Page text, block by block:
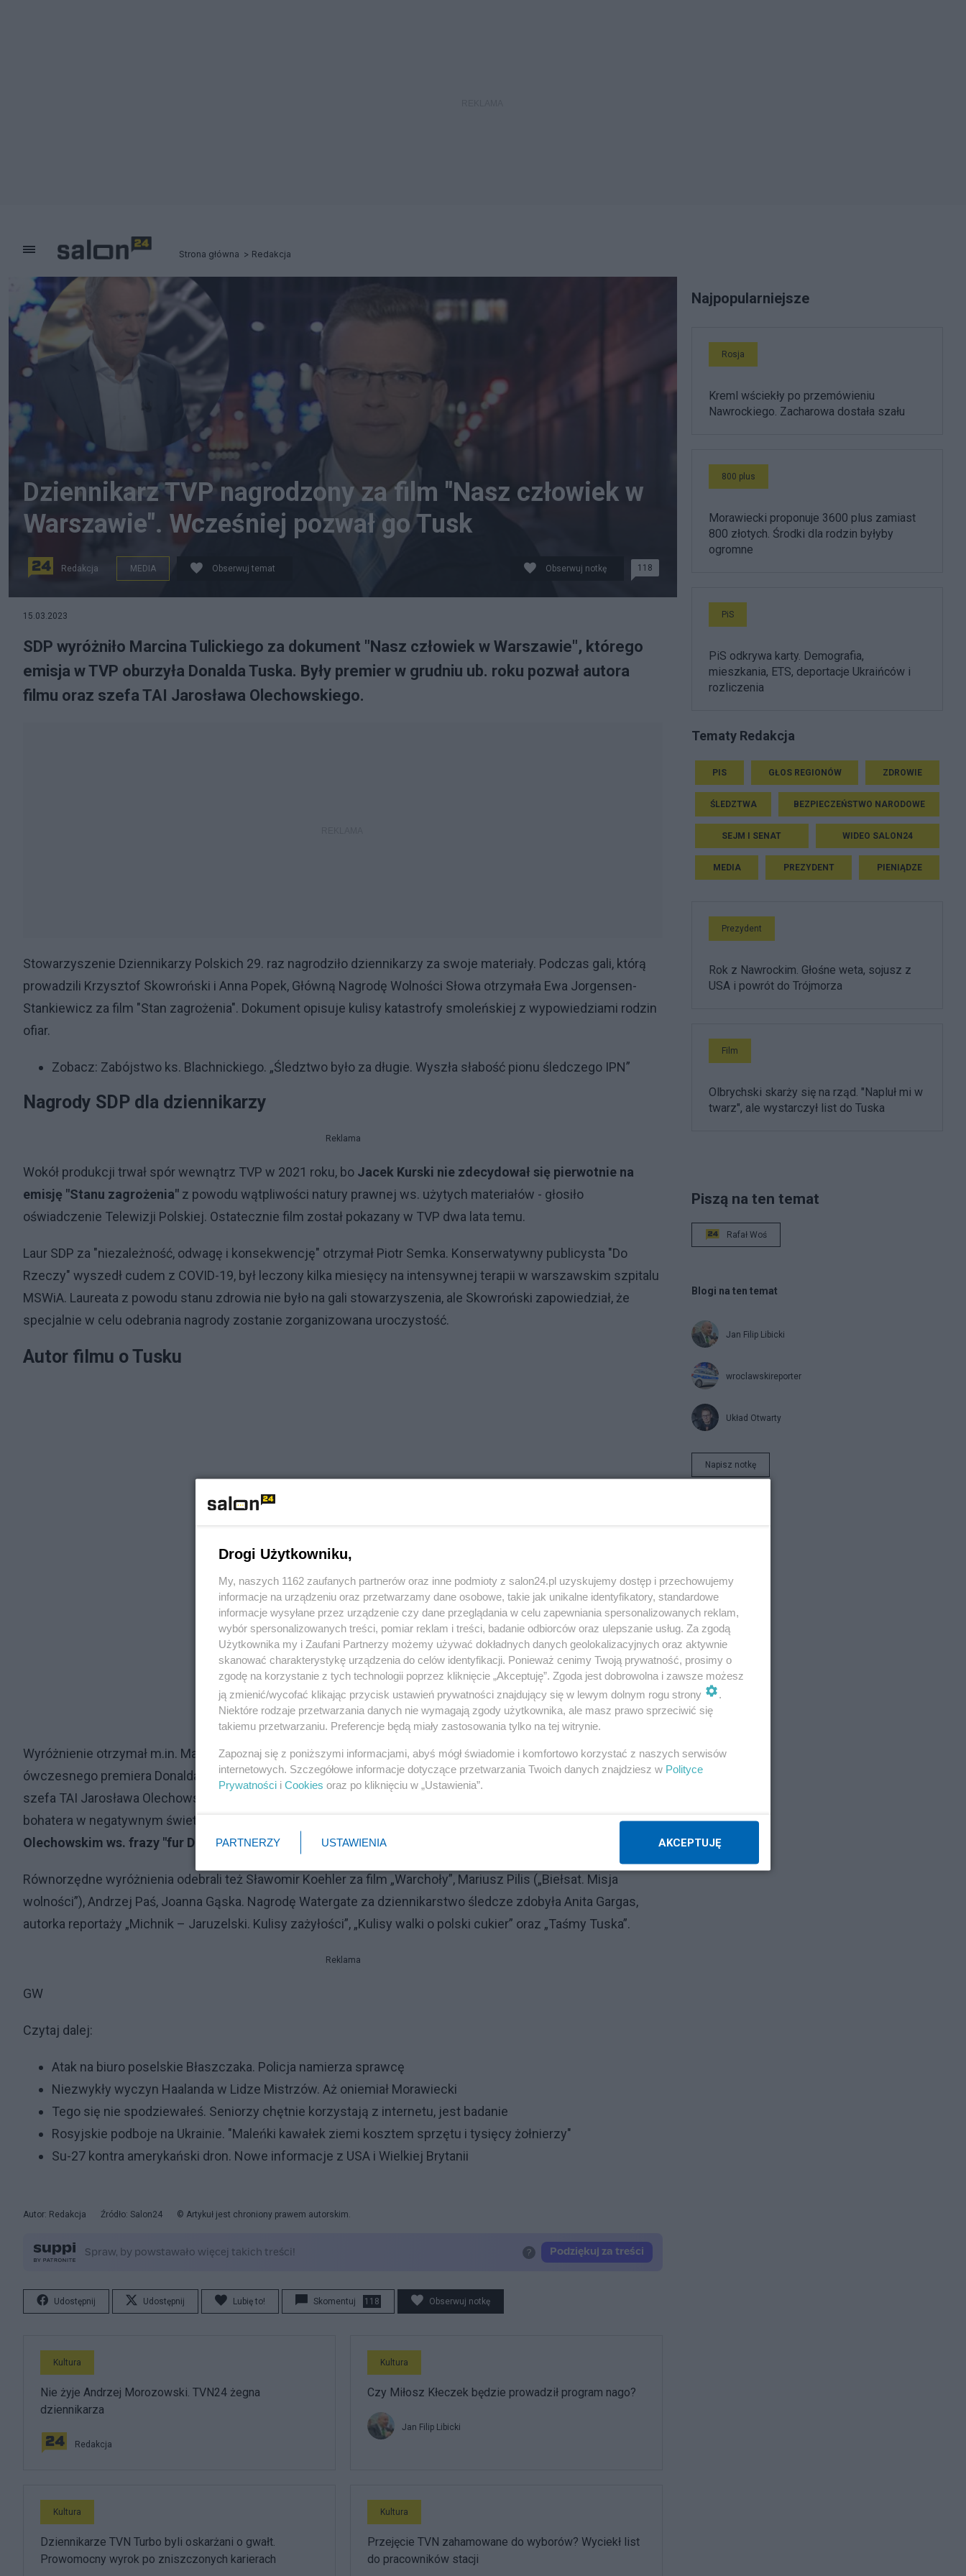
Strona główna Redakcja
Dziennikarz TVP nagrodzony za film "Nasz człowiek w
Warszawie". Wcześniej pozwał go Tusk
Redakcja MEDIA Obserwuj temat Obserwuj notkę 118
15.03.2023
SDP wyróżniło Marcina Tulickiego za dokument "Nasz człowiek w Warszawie", którego
emisja w TVP oburzyła Donalda Tuska. Były premier w grudniu ub. roku pozwał autora
filmu oraz szefa TAI Jarosława Olechowskiego.
Stowarzyszenie Dziennikarzy Polskich 29. raz nagrodziło dziennikarzy za swoje materiały. Podczas gali, którą
prowadzili Krzysztof Skowroński i Anna Popek, Główną Nagrodę Wolności Słowa otrzymała Ewa Jorgensen-
Stankiewicz za film "Stan zagrożenia". Dokument opisuje kulisy katastrofy smoleńskiej z wypowiedziami rodzin
ofiar.
Zobacz: Zabójstwo ks. Blachnickiego. „Śledztwo było za długie. Wyszła słabość pionu śledczego IPN”
Nagrody SDP dla dziennikarzy
Reklama
Wokół produkcji trwał spór wewnątrz TVP w 2021 roku, bo Jacek Kurski nie zdecydował się pierwotnie na
emisję "Stanu zagrożenia" z powodu wątpliwości natury prawnej ws. użytych materiałów - głosiło
oświadczenie Telewizji Polskiej. Ostatecznie film został pokazany w TVP dwa lata temu.
Laur SDP za "niezależność, odwagę i konsekwencję" otrzymał Piotr Semka. Konserwatywny publicysta "Do
Rzeczy" wyszedł cudem z COVID-19, był leczony kilka miesięcy na intensywnej terapii w warszawskim szpitalu
MSWiA. Laureata z powodu stanu zdrowia nie było na gali stowarzyszenia, ale Skowroński zapowiedział, że
specjalnie w celu odebrania nagrody zostanie zorganizowana uroczystość.
Autor filmu o Tusku
Wyróżnienie otrzymał m.in. Marcin Tulicki, autor filmu "Nasz człowiek w Warszawie". Dokument o relacjach
ówczesnego premiera Donalda Tuska z Rosja wzbudził ogromne emocje, a szef KO pozwał zarówno autora, jak i
szefa TAI Jarosława Olechowskiego. Zdaniem polityka, film jest zmanipulowany i przedstawia głównego
bohatera w negatywnym świetle. O innym
Olechowskim ws. frazy "fur Deutschland"pisaliśmy niedawno w szczegółach w Salonie24.
Równorzędne wyróżnienia odebrali też Sławomir Koehler za film „Warchoły”, Mariusz Pilis („Biełsat. Misja
wolności”), Andrzej Paś, Joanna Gąska. Nagrodę Watergate za dziennikarstwo śledcze zdobyła Anita Gargas,
autorka reportaży „Michnik – Jaruzelski. Kulisy zażyłości”, „Kulisy walki o polski cukier” oraz „Taśmy Tuska”.
Reklama
GW
Czytaj dalej:
Atak na biuro poselskie Błaszczaka. Policja namierza sprawcę
Niezwykły wyczyn Haalanda w Lidze Mistrzów. Aż oniemiał Morawiecki
Tego się nie spodziewałeś. Seniorzy chętnie korzystają z internetu, jest badanie
Rosyjskie podboje na Ukrainie. "Maleńki kawałek ziemi kosztem sprzętu i tysięcy żołnierzy"
Su-27 kontra amerykański dron. Nowe informacje z USA i Wielkiej Brytanii
Autor: Redakcja Źródło: Salon24 © Artykuł jest chroniony prawem autorskim.
Udostępnij Udostępnij Lubię to! Skomentuj 118 Obserwuj notkę
Kultura
Nie żyje Andrzej Morozowski. TVN24 żegna
dziennikarza
Redakcja
Kultura
Czy Miłosz Kłeczek będzie prowadził program nago?
Jan Filip Libicki
Kultura
Dziennikarze TVN Turbo byli oskarżani o gwałt.
Prowomocny wyrok po zniszczonych karierach
Kultura
Przejęcie TVN zahamowane do wyborów? Wyciekł list
do pracowników stacji
Najpopularniejsze
Rosja
Kreml wściekły po przemówieniu
Nawrockiego. Zacharowa dostała szału
800 plus
Morawiecki proponuje 3600 plus zamiast
800 złotych. Środki dla rodzin byłyby
ogromne
PiS
PiS odkrywa karty. Demografia,
mieszkania, ETS, deportacje Ukraińców i
rozliczenia
Tematy Redakcja
PIS GŁOS REGIONÓW ZDROWIE
ŚLEDZTWA BEZPIECZEŃSTWO NARODOWE
SEJM I SENAT WIDEO SALON24
MEDIA PREZYDENT PIENIĄDZE
Prezydent
Rok z Nawrockim. Głośne weta, sojusz z
USA i powrót do Trójmorza
Film
Olbrychski skarży się na rząd. "Napluł mi w
twarz", ale wystarczył list do Tuska
Piszą na ten temat
Rafał Woś
Blogi na ten temat
Jan Filip Libicki
wroclawskireporter
Układ Otwarty
Napisz notkę
Drogi Użytkowniku,
My, naszych 1162 zaufanych partnerów oraz inne podmioty z salon24.pl uzyskujemy dostęp i przechowujemy
informacje na urządzeniu oraz przetwarzamy dane osobowe, takie jak unikalne identyfikatory, standardowe
informacje wysyłane przez urządzenie czy dane przeglądania w celu zapewniania spersonalizowanych reklam,
wybór spersonalizowanych treści, pomiar reklam i treści, badanie odbiorców oraz ulepszanie usług. Za zgodą
Użytkownika my i Zaufani Partnerzy możemy używać dokładnych danych geolokalizacyjnych oraz aktywnie
skanować charakterystykę urządzenia do celów identyfikacji. Ponieważ cenimy Twoją prywatność, prosimy o
zgodę na korzystanie z tych technologii poprzez kliknięcie „Akceptuję”. Zgoda jest dobrowolna i zawsze możesz
ją zmienić/wycofać klikając przycisk ustawień prywatności znajdujący się w lewym dolnym rogu strony
.
Niektóre rodzaje przetwarzania danych nie wymagają zgody użytkownika, ale masz prawo sprzeciwić się
takiemu przetwarzaniu. Preferencje będą miały zastosowania tylko na tej witrynie.
Zapoznaj się z poniższymi informacjami, abyś mógł świadomie i komfortowo korzystać z naszych serwisów
internetowych. Szczegółowe informacje dotyczące przetwarzania Twoich danych znajdziesz w Polityce
Prywatności i Cookies oraz po kliknięciu w „Ustawienia”.
PARTNERZY USTAWIENIA AKCEPTUJĘ